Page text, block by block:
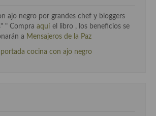
ajo negro por grandes chef y bloggers
" Compra aquí el libro , los beneficios se
a Mensajeros de la Paz